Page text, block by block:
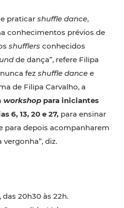
praticar shuffle dance,
conhecimentos prévios de
shufflers conhecidos
de dança”, refere Filipa
fez shuffle dance e
de Filipa Carvalho, a
workshop para iniciantes
6, 13, 20 e 27, para ensinar
para depois acompanharem
vergonha”, diz.
20h30 às 22h.